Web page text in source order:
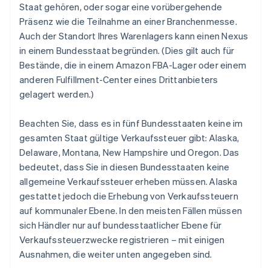
Staat gehören, oder sogar eine vorübergehende
Präsenz wie die Teilnahme an einer Branchenmesse.
Auch der Standort Ihres Warenlagers kann einen Nexus
in einem Bundesstaat begründen. (Dies gilt auch für
Bestände, die in einem Amazon FBA-Lager oder einem
anderen Fulfillment-Center eines Drittanbieters
gelagert werden.)
Beachten Sie, dass es in fünf Bundesstaaten keine im
gesamten Staat gültige Verkaufssteuer gibt: Alaska,
Delaware, Montana, New Hampshire und Oregon. Das
bedeutet, dass Sie in diesen Bundesstaaten keine
allgemeine Verkaufssteuer erheben müssen. Alaska
gestattet jedoch die Erhebung von Verkaufssteuern
auf kommunaler Ebene. In den meisten Fällen müssen
sich Händler nur auf bundesstaatlicher Ebene für
Verkaufssteuerzwecke registrieren – mit einigen
Ausnahmen, die weiter unten angegeben sind.